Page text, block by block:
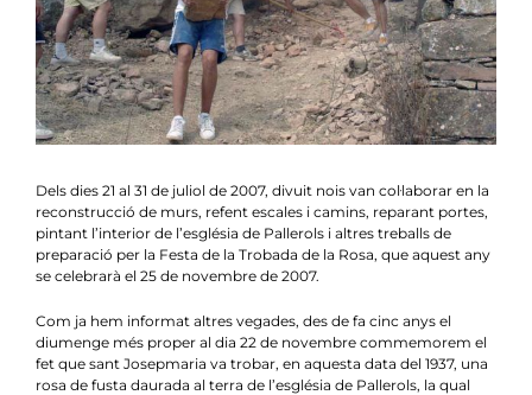
Agenda
Contacte
Dels dies 21 al 31 de juliol de 2007, divuit nois van col·laborar en la
reconstrucció de murs, refent escales i camins, reparant portes,
pintant l’interior de l’església de Pallerols i altres treballs de
preparació per la Festa de la Trobada de la Rosa, que aquest any
se celebrarà el 25 de novembre de 2007.
Com ja hem informat altres vegades, des de fa cinc anys el
diumenge més proper al dia 22 de novembre commemorem el
fet que sant Josepmaria va trobar, en aquesta data del 1937, una
rosa de fusta daurada al terra de l’església de Pallerols, la qual